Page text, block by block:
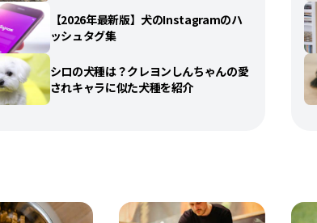
【2026年最新版】犬のInstagramのハ
ッシュタグ集
シロの犬種は？クレヨンしんちゃんの愛
されキャラに似た犬種を紹介